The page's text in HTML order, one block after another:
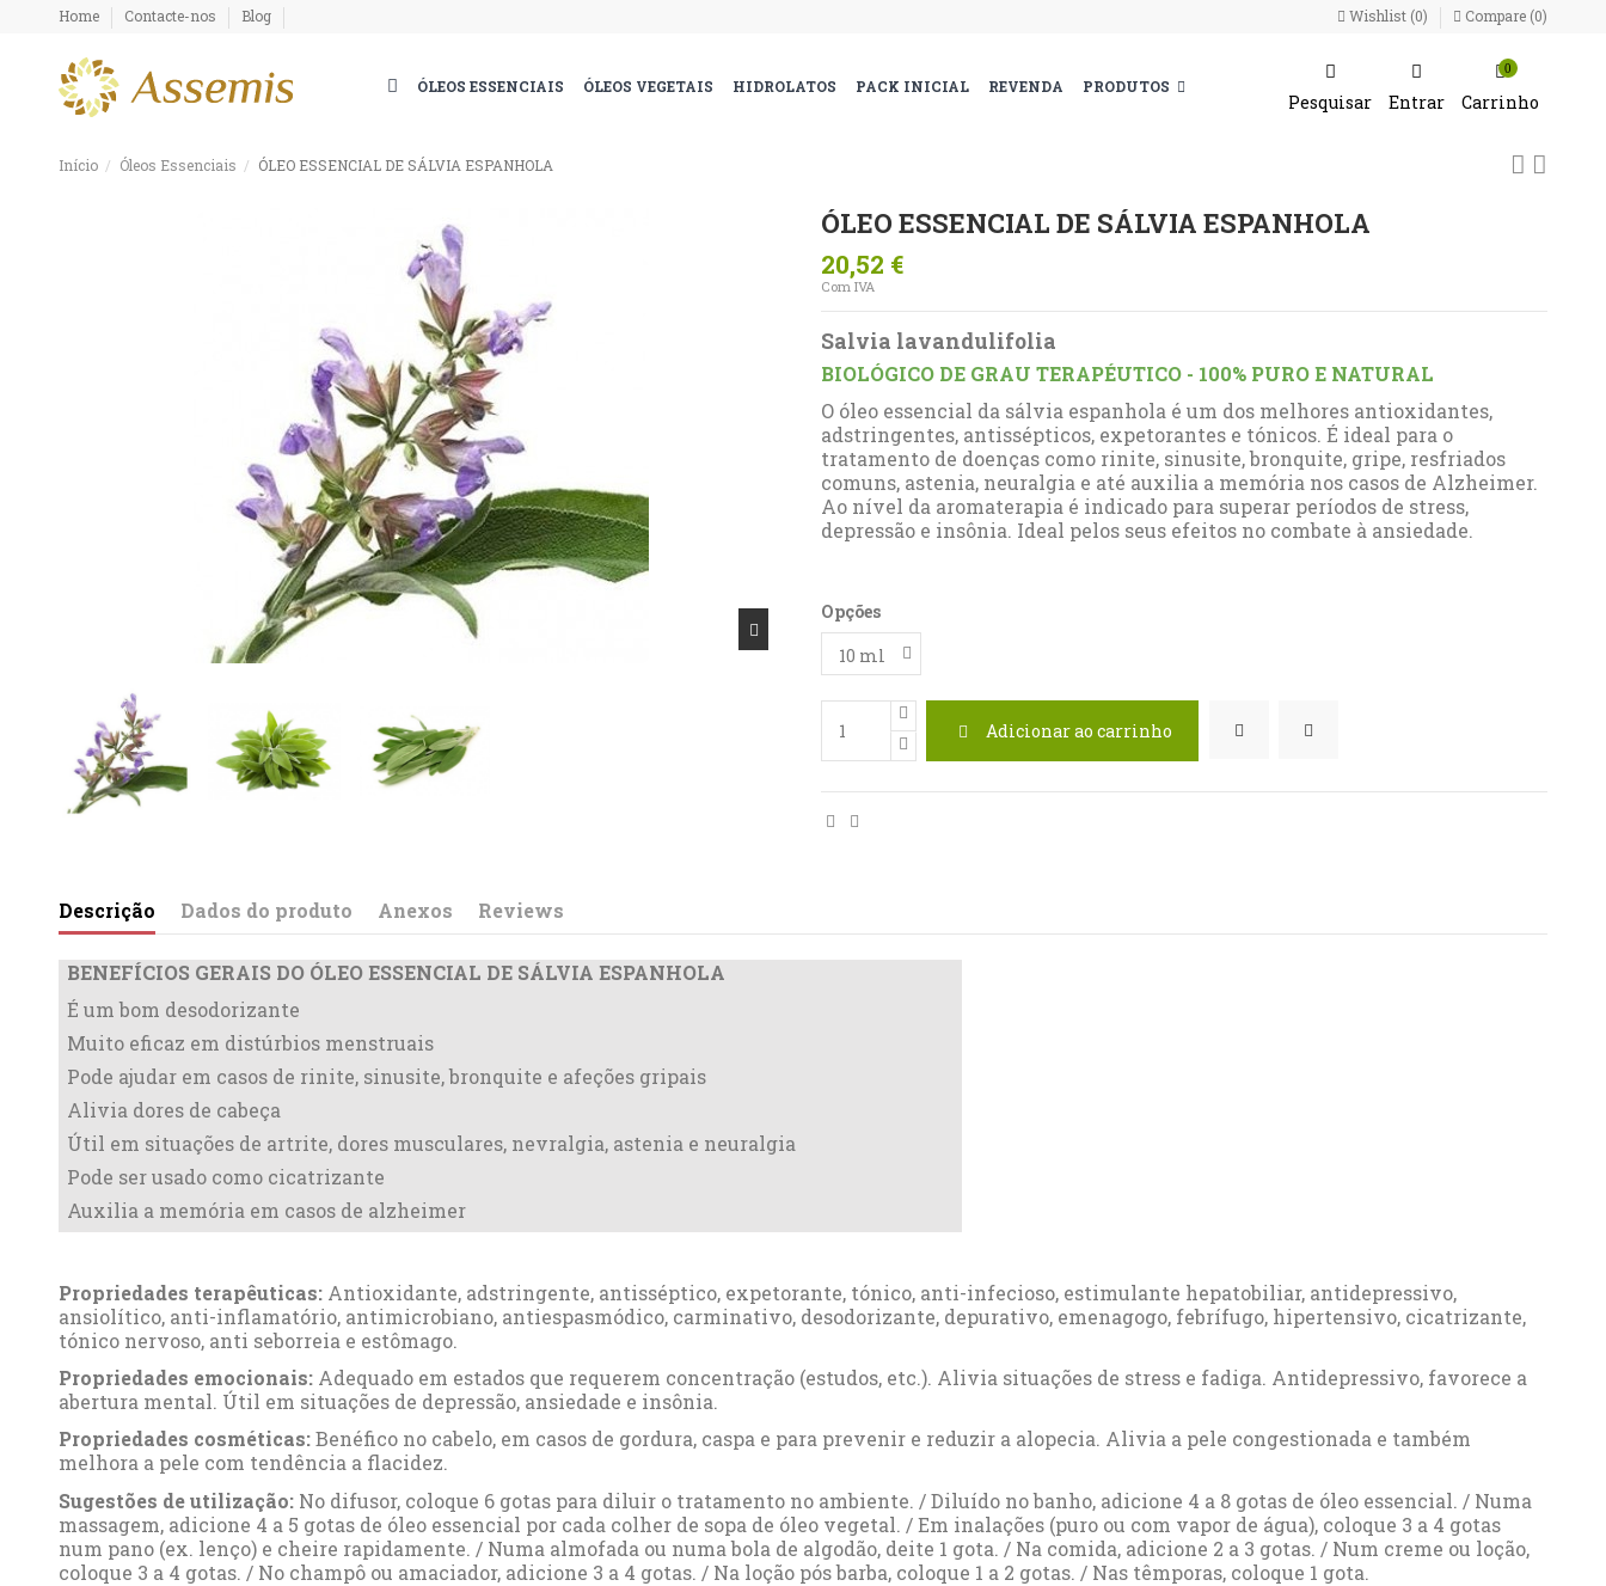
Home Contacte-nos Blog Wishlist (0) Compare (0)
ÓLEOS ESSENCIAIS ÓLEOS VEGETAIS HIDROLATOS PACK INICIAL REVENDA PRODUTOS
Pesquisar Entrar
0
Carrinho
Início Óleos Essenciais ÓLEO ESSENCIAL DE SÁLVIA ESPANHOLA
ÓLEO ESSENCIAL DE SÁLVIA ESPANHOLA
20,52 €
Com IVA
Salvia lavandulifolia
BIOLÓGICO DE GRAU TERAPÉUTICO - 100% PURO E NATURAL
O óleo essencial da sálvia espanhola é um dos melhores antioxidantes,
adstringentes, antissépticos, expetorantes e tónicos. É ideal para o
tratamento de doenças como rinite, sinusite, bronquite, gripe, resfriados
comuns, astenia, neuralgia e até auxilia a memória nos casos de Alzheimer.
Ao nível da aromaterapia é indicado para superar períodos de stress,
depressão e insônia. Ideal pelos seus efeitos no combate à ansiedade.
Opções
Adicionar ao carrinho
Descrição Dados do produto Anexos Reviews
BENEFÍCIOS GERAIS DO ÓLEO ESSENCIAL DE SÁLVIA ESPANHOLA
É um bom desodorizante
Muito eficaz em distúrbios menstruais
Pode ajudar em casos de rinite, sinusite, bronquite e afeções gripais
Alivia dores de cabeça
Útil em situações de artrite, dores musculares, nevralgia, astenia e neuralgia
Pode ser usado como cicatrizante
Auxilia a memória em casos de alzheimer
Propriedades terapêuticas:Antioxidante, adstringente, antisséptico, expetorante, tónico, anti-infecioso, estimulante hepatobiliar, antidepressivo,
ansiolítico, anti-inflamatório, antimicrobiano, antiespasmódico, carminativo, desodorizante, depurativo, emenagogo, febrífugo, hipertensivo, cicatrizante,
tónico nervoso, anti seborreia e estômago.
Propriedades emocionais:Adequado em estados que requerem concentração (estudos, etc.). Alivia situações de stress e fadiga. Antidepressivo, favorece a
abertura mental. Útil em situações de depressão, ansiedade e insônia.
Propriedades cosméticas:Benéfico no cabelo, em casos de gordura, caspa e para prevenir e reduzir a alopecia. Alivia a pele congestionada e também
melhora a pele com tendência a flacidez.
Sugestões de utilização:No difusor, coloque 6 gotas para diluir o tratamento no ambiente. / Diluído no banho, adicione 4 a 8 gotas de óleo essencial. / Numa
massagem, adicione 4 a 5 gotas de óleo essencial por cada colher de sopa de óleo vegetal. / Em inalações (puro ou com vapor de água), coloque 3 a 4 gotas
num pano (ex. lenço) e cheire rapidamente. / Numa almofada ou numa bola de algodão, deite 1 gota. / Na comida, adicione 2 a 3 gotas. / Num creme ou loção,
coloque 3 a 4 gotas. / No champô ou amaciador, adicione 3 a 4 gotas. / Na loção pós barba, coloque 1 a 2 gotas. / Nas têmporas, coloque 1 gota.